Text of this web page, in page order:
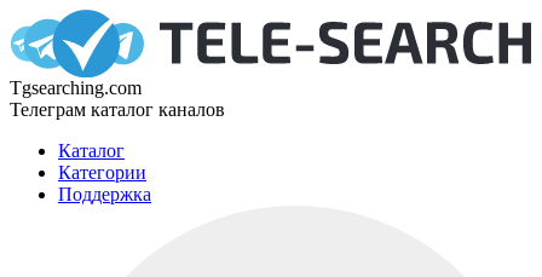
Tgsearching.com
Телеграм каталог каналов
Каталог
Категории
Поддержка